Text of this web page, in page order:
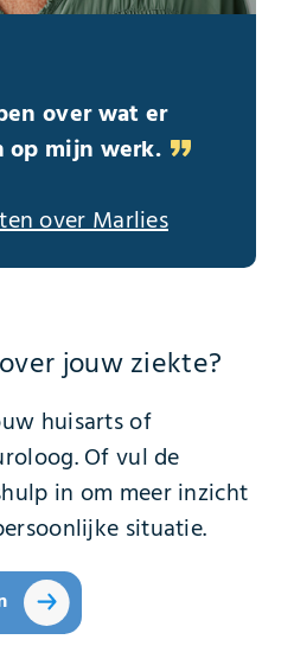
over wat er
mijn werk.
over Marlies
jouw ziekte?
huisarts of
Of vul de
in om meer inzicht
situatie.